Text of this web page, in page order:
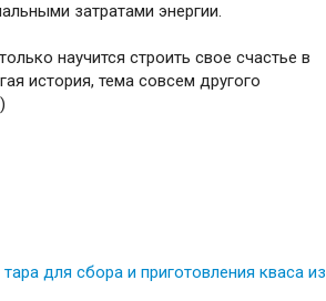
затратами энергии.
научится строить свое счастье в
история, тема совсем другого
для сбора и приготовления кваса из